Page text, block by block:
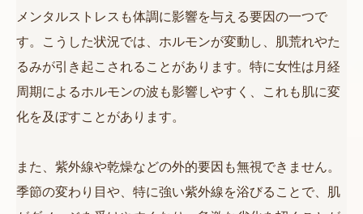
メンタルストレスも体調に影響を与える要因の一つで
す。こうした状況では、ホルモンが変動し、肌荒れやた
るみが引き起こされることがあります。特に女性は月経
周期によるホルモンの波も影響しやすく、これも肌に変
化を及ぼすことがあります。
また、紫外線や乾燥などの外的要因も無視できません。
季節の変わり目や、特に強い紫外線を浴びることで、肌